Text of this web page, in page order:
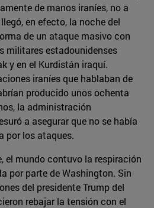
de manos iraníes, no a
en efecto, la noche del
de un ataque masivo con
militares estadounidenses
y en el Kurdistán iraquí.
iraníes que hablaban de
producido unos ochenta
la administración
a asegurar que no se había
por los ataques.
el mundo contuvo la respiración
por parte de Washington. Sin
del presidente Trump del
rebajar la tensión con el